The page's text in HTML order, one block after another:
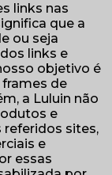
links nas
que a
ou seja
links e
objetivo é
de
a Luluin não
e
sites,
e
essas